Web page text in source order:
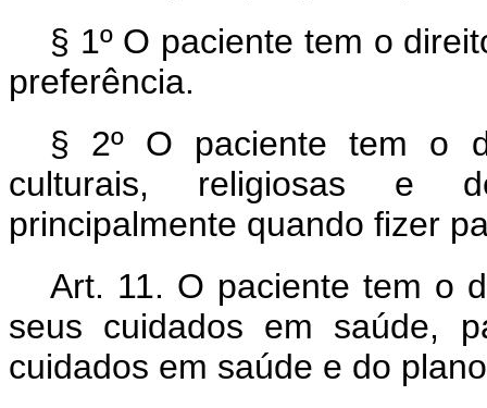
§ 1º O paciente tem o
preferência.
§ 2º O paciente tem o
culturais, religiosas e
principalmente quando fizer
Art. 11. O paciente tem o
seus cuidados em saúde,
cuidados em saúde e do